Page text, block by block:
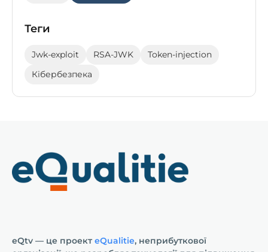
Теги
Jwk-exploit RSA-JWK
Token-injection
Кібербезпека
eQtv — це проект eQualitie, неприбуткової